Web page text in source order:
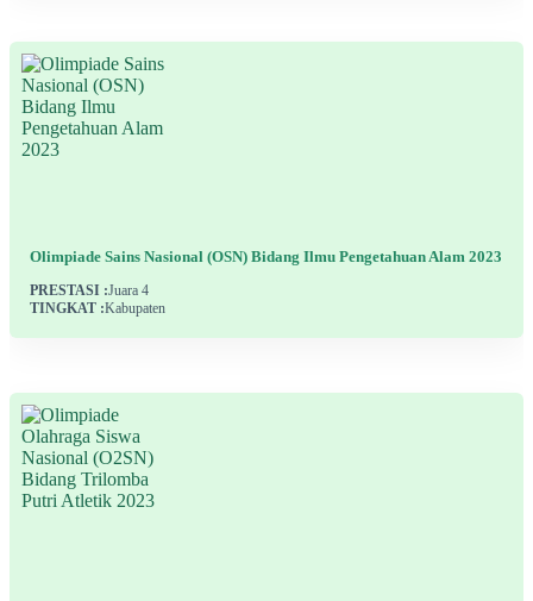
Olimpiade Sains Nasional (OSN) Bidang Ilmu Pengetahuan Alam 2023
PRESTASI :Juara 4
TINGKAT :Kabupaten